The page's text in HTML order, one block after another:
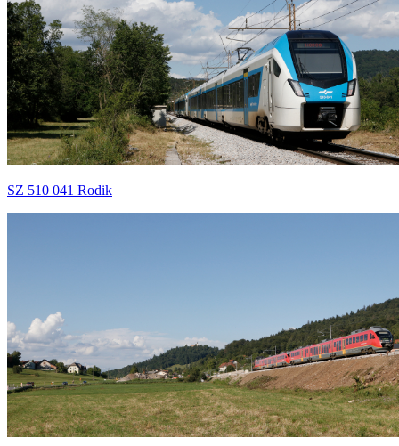
SZ 510 041 Rodik